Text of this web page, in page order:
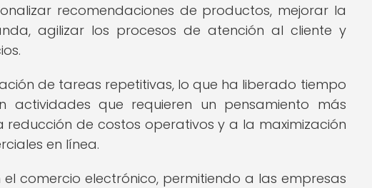
recomendaciones de productos, mejorar la
agilizar los procesos de atención al cliente y
de tareas repetitivas, lo que ha liberado tiempo
que requieren un pensamiento más
de costos operativos y a la maximización
en línea.
comercio electrónico, permitiendo a las empresas